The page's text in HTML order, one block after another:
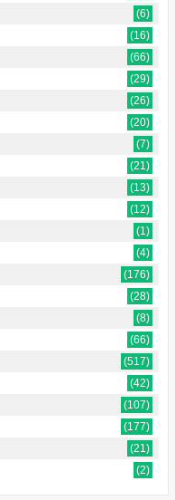
(6)
(16)
(66)
(29)
(26)
(20)
(7)
(21)
(13)
(12)
(1)
(4)
(176)
(28)
(8)
(66)
(517)
(42)
(107)
(177)
(21)
(2)